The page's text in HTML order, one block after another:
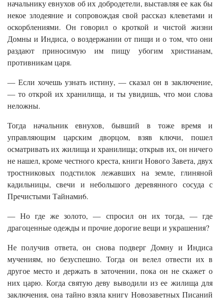
начальнику евнухов об их добродетели, выставляя ее как бы
некое злодеяние и сопровождая свой рассказ клеветами и
оскорблениями. Он говорил о кроткой и чистой жизни
Домны и Индиса, о воздержании от пищи и о том, что они
раздают приносимую им пищу убогим христианам,
противникам царя.
— Если хочешь узнать истину, — сказал он в заключение,
— то открой их хранилища, и ты увидишь, что мои слова
неложны.
Тогда начальник евнухов, бывший в тоже время и
управляющим царским дворцом, взяв ключи, пошел
осматривать их жилища и хранилища; открыв их, он ничего
не нашел, кроме честного креста, книги Нового Завета, двух
тростниковых подстилок лежавших на земле, глиняной
кадильницы, свечи и небольшого деревянного сосуда с
Пречистыми Тайнами6.
— Но где же золото, — спросил он их тогда, — где
драгоценные одежды и прочие дорогие вещи и украшения?
Не получив ответа, он снова подверг Домну и Индиса
мучениям, но безуспешно. Тогда он велел отвести их в
другое место и держать в заточении, пока он не скажет о
них царю. Когда святую деву выводили из ее жилища для
заключения, она тайно взяла книгу Новозаветных Писаний